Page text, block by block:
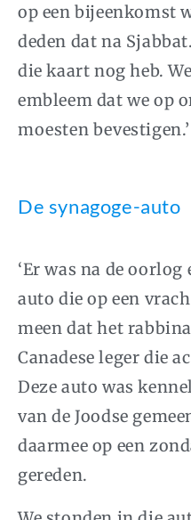
op een bijeenkomst
deden dat na
die kaart nog heb.
embleem dat we op
moesten bevestigen.’
De synagoge-auto
‘Er was na de
auto die op een
meen dat het
Canadese leger die
Deze auto was
van de Joodse
daarmee op een
gereden.